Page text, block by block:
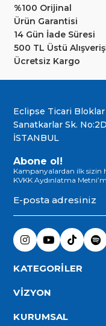
%100 Orijinal
Ürün Garantisi
14 Gün İade Süresi
500 TL Üstü
Ücretsiz Kargo
Eclipse Ticari
Sanatkarlar Sk.
İSTANBUL
Abone ol!
Kampanyalardan ilk sizin
KVKK Aydınlatma
KATEGORİLER
VİZYON
KURUMSAL